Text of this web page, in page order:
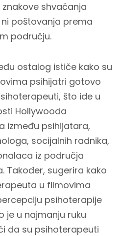
shvaćanja
poštovanja prema
području.
ostalog ističe kako su
psihijatri gotovo
što ide u
Hollywooda
između psihijatara,
socijalnih radnika,
iz područja
Također, sugerira kako
u filmovima
psihoterapije
je u najmanju ruku
da su psihoterapeuti